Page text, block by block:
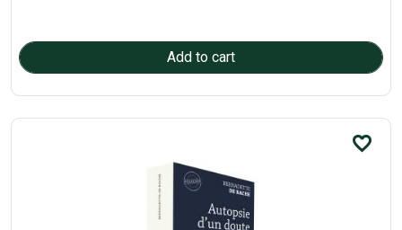
favorite_border